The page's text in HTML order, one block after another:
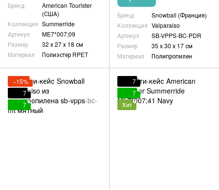
Бренд
American Tourister
(США)
Коллекция Summerride
Артикул
ME7*007;09
Размер
32 х 27 х 18 см
Материал
Полиэстер RPET
Бренд
Snowball (Франция)
Коллекция Valparaiso
Артикул
SB-VPPS-BC-PDR
Размер
35 х 30 х 17 см
Материал
Полипропилен
−15%
7
7
7
7
Хит